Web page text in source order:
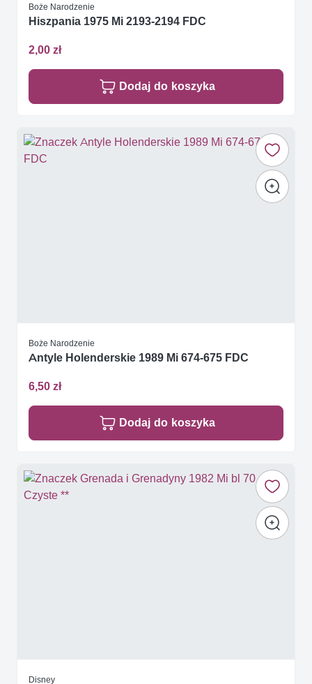
Boże Narodzenie
Hiszpania 1975 Mi 2193-2194 FDC
2,00 zł
Dodaj do koszyka
Boże Narodzenie
Antyle Holenderskie 1989 Mi 674-675 FDC
6,50 zł
Dodaj do koszyka
Disney